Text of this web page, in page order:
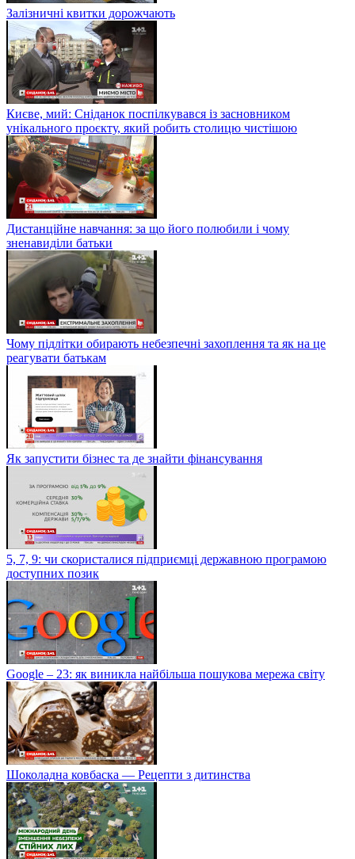
Залізничні квитки дорожчають
Києве, мий: Сніданок поспілкувався із засновником
унікального проєкту, який робить столицю чистішою
Дистанційне навчання: за що його полюбили і чому
зненавиділи батьки
Чому підлітки обирають небезпечні захоплення та як на це
реагувати батькам
Як запустити бізнес та де знайти фінансування
5, 7, 9: чи скористалися підприємці державною програмою
доступних позик
Google – 23: як виникла найбільша пошукова мережа світу
Шоколадна ковбаска — Рецепти з дитинства